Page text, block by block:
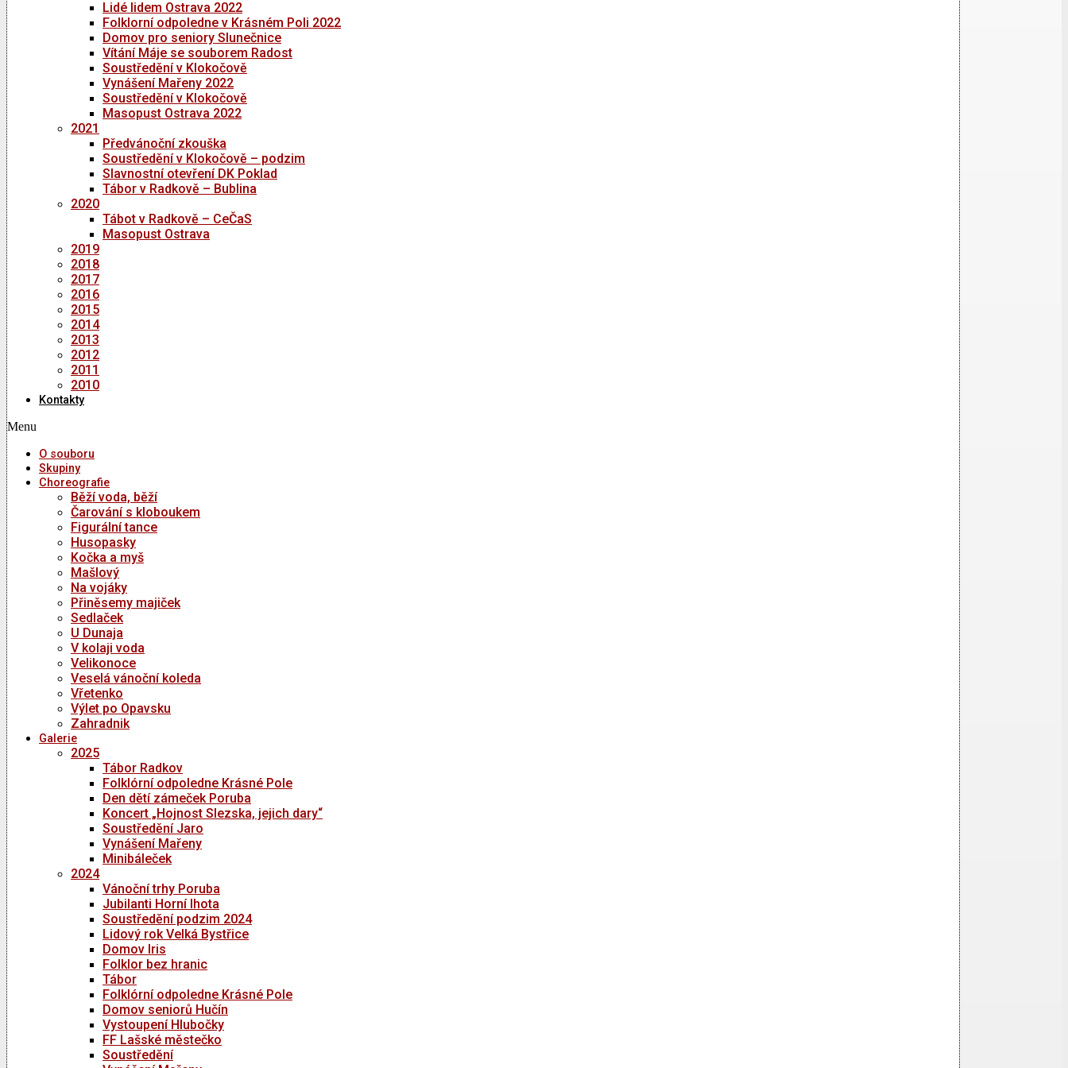
Lidé lidem Ostrava 2022
Folklorní odpoledne v Krásném Poli 2022
Domov pro seniory Slunečnice
Vítání Máje se souborem Radost
Soustředění v Klokočově
Vynášení Mařeny 2022
Soustředění v Klokočově
Masopust Ostrava 2022
2021
Předvánoční zkouška
Soustředění v Klokočově – podzim
Slavnostní otevření DK Poklad
Tábor v Radkově – Bublina
2020
Tábot v Radkově – CeČaS
Masopust Ostrava
2019
2018
2017
2016
2015
2014
2013
2012
2011
2010
Kontakty
Menu
O souboru
Skupiny
Choreografie
Běží voda, běží
Čarování s kloboukem
Figurální tance
Husopasky
Kočka a myš
Mašlový
Na vojáky
Přiněsemy majiček
Sedlaček
U Dunaja
V kolaji voda
Velikonoce
Veselá vánoční koleda
Vřetenko
Výlet po Opavsku
Zahradnik
Galerie
2025
Tábor Radkov
Folklórní odpoledne Krásné Pole
Den dětí zámeček Poruba
Koncert „Hojnost Slezska, jejich dary“
Soustředění Jaro
Vynášení Mařeny
Minibáleček
2024
Vánoční trhy Poruba
Jubilanti Horní lhota
Soustředění podzim 2024
Lidový rok Velká Bystřice
Domov Iris
Folklor bez hranic
Tábor
Folklórní odpoledne Krásné Pole
Domov seniorů Hučín
Vystoupení Hlubočky
FF Lašské městečko
Soustředění